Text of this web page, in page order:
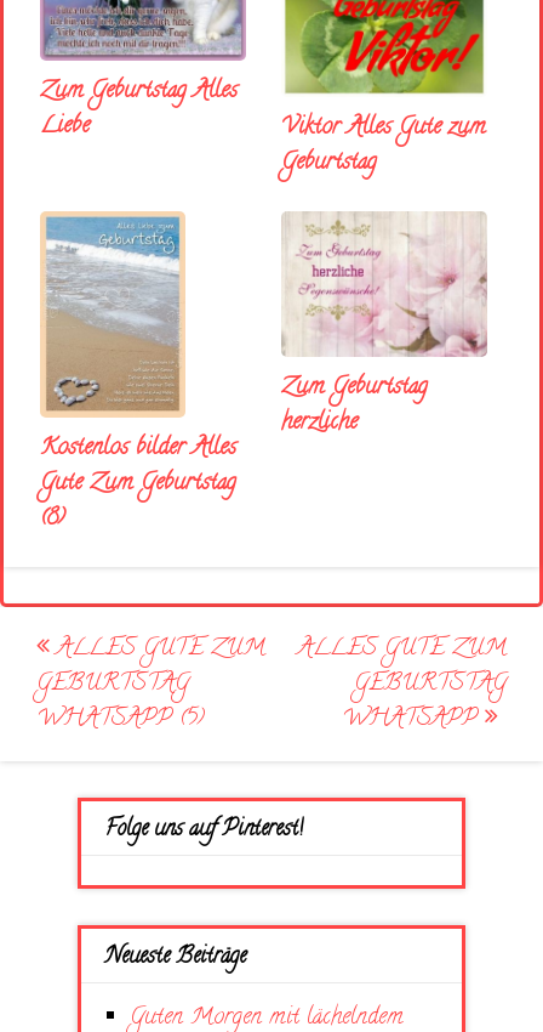
Zum Geburtstag Alles
Liebe
Viktor Alles Gute zum
Geburtstag
Kostenlos bilder Alles
Gute Zum Geburtstag
(8)
Zum Geburtstag
herzliche
Post
navigation
ALLES GUTE ZUM
GEBURTSTAG
WHATSAPP (5)
ALLES GUTE ZUM
GEBURTSTAG
WHATSAPP
Folge uns auf Pinterest!
Neueste Beiträge
Guten Morgen mit lächelndem